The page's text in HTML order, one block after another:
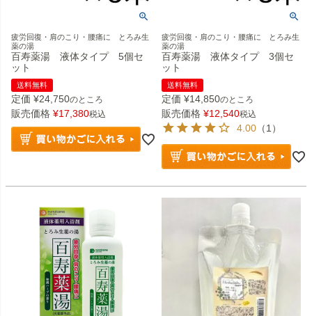
疲労回復・肩のこり・腰痛に とろみ生
薬の湯
百寿薬湯 液体タイプ 5個セ
ット
送料無料
定価 ¥24,750のところ
販売価格 ¥17,380税込
疲労回復・肩のこり・腰痛に とろみ生
薬の湯
百寿薬湯 液体タイプ 3個セ
ット
送料無料
定価 ¥14,850のところ
販売価格 ¥12,540税込
4.00 （1）